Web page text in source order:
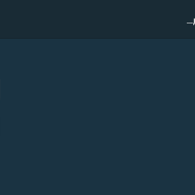
آموزش استخراج گام به گام